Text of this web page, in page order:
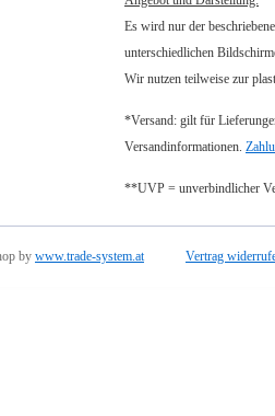
Es wird nur der
unterschiedlichen
Wir nutzen teilweise zur
*Versand: gilt für
Versandinformationen.
**UVP = unverbindlicher
by www.trade-system.at Vertrag